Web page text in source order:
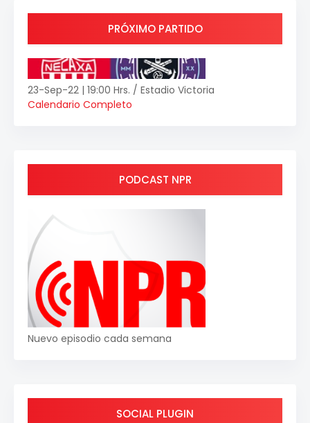
PRÓXIMO PARTIDO
23-Sep-22 | 19:00 Hrs. / Estadio Victoria
Calendario Completo
PODCAST NPR
Nuevo episodio cada semana
SOCIAL PLUGIN